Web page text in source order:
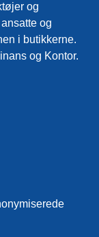
og
og
i butikkerne.
og Kontor.